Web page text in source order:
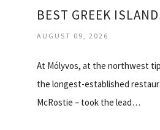
AUGUST 09, 2026
At Mólyvos, at the northwest
the longest-established
McRostie – took the lead…